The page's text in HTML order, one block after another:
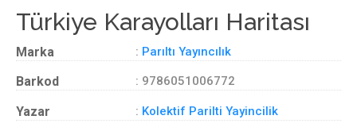
Türkiye Karayolları Haritası
Marka : Parıltı Yayıncılık
Barkod : 9786051006772
Yazar : Kolektif Parilti Yayincilik